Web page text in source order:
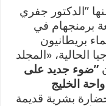
”الدكتور جفري
برمنجهام في
بريطانيون
الحالية، «المجلد
”ضوء جديد على
الخليج
بشرية قديمة